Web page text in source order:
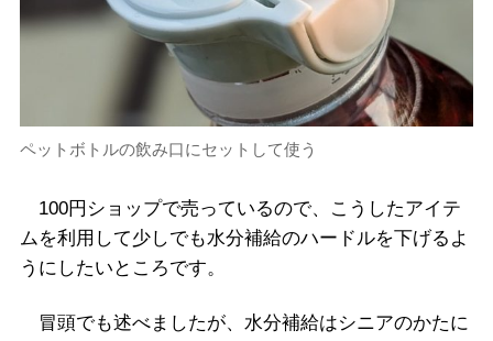
ペットボトルの飲み口にセットして使う
100円ショップで売っているので、こうしたアイテ
ムを利用して少しでも水分補給のハードルを下げるよ
うにしたいところです。
冒頭でも述べましたが、水分補給はシニアのかたに